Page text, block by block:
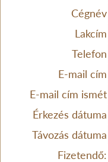
Cégnév
Lakcím
Telefon
E-mail cím
E-mail cím ismét
Érkezés dátuma
Távozás dátuma
Fizetendő: